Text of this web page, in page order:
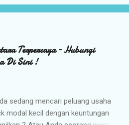
Terpercaya – Hubungi
Di Sini !
sedang mencari peluang usaha
modal kecil dengan keuntungan